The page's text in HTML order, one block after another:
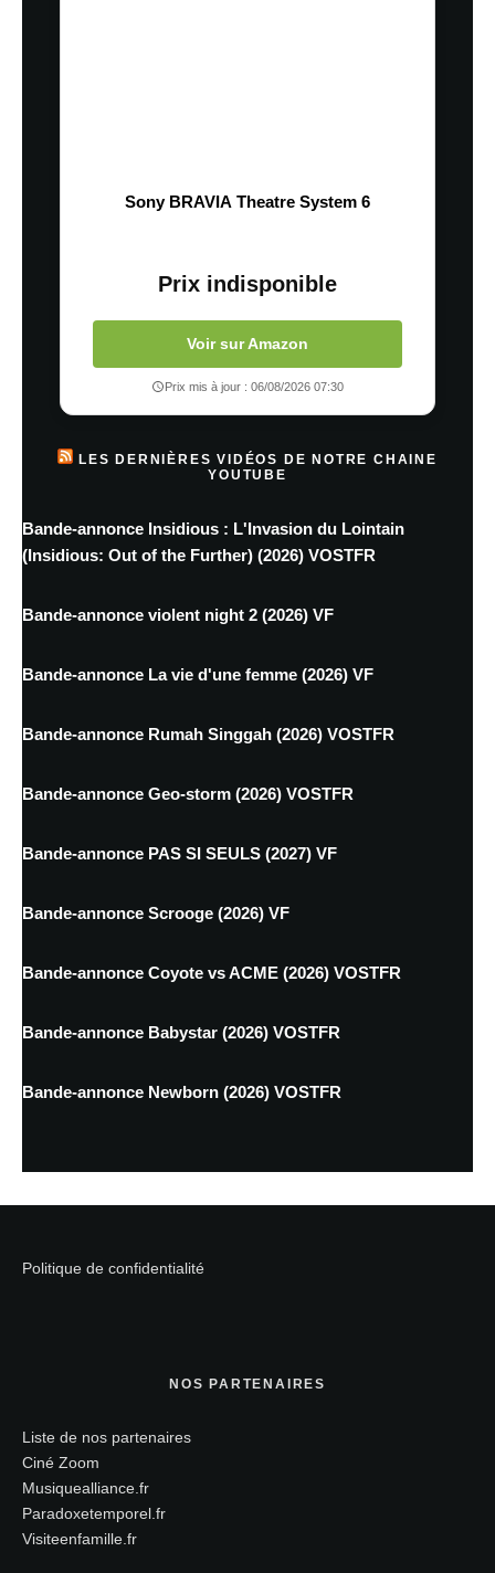
Sony BRAVIA Theatre System 6
Prix indisponible
Voir sur Amazon
Prix mis à jour : 06/08/2026 07:30
LES DERNIÈRES VIDÉOS DE NOTRE CHAINE
YOUTUBE
Bande-annonce Insidious : L'Invasion du Lointain
(Insidious: Out of the Further) (2026) VOSTFR
Bande-annonce violent night 2 (2026) VF
Bande-annonce La vie d'une femme (2026) VF
Bande-annonce Rumah Singgah (2026) VOSTFR
Bande-annonce Geo-storm (2026) VOSTFR
Bande-annonce PAS SI SEULS (2027) VF
Bande-annonce Scrooge (2026) VF
Bande-annonce Coyote vs ACME (2026) VOSTFR
Bande-annonce Babystar (2026) VOSTFR
Bande-annonce Newborn (2026) VOSTFR
Politique de confidentialité
NOS PARTENAIRES
Liste de nos partenaires
Ciné Zoom
Musiquealliance.fr
Paradoxetemporel.fr
Visiteenfamille.fr